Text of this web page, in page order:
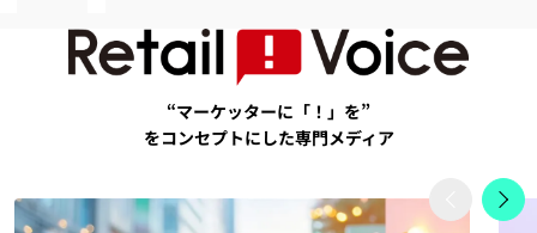
“マーケッターに「！」を”
をコンセプトにした専門メディア